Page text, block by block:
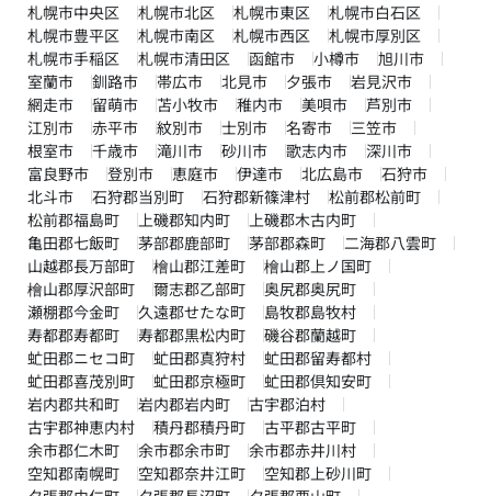
札幌市中央区 札幌市北区 札幌市東区
札幌市白石区
札幌市豊平区
札幌市南区 札幌市西区
札幌市厚別区
札幌市手稲区
札幌市清田区 函館市 小樽市
旭川市
室蘭市
釧路市 帯広市 北見市 夕張市
岩見沢市
網走市
留萌市 苫小牧市 稚内市 美唄市
芦別市
江別市
赤平市 紋別市 士別市 名寄市
三笠市
根室市
千歳市 滝川市 砂川市 歌志内市
深川市
富良野市
登別市 恵庭市 伊達市 北広島市
石狩市
北斗市
石狩郡当別町 石狩郡新篠津村
松前郡松前町
松前郡福島町
上磯郡知内町
上磯郡木古内町
亀田郡七飯町
茅部郡鹿部町 茅部郡森町
二海郡八雲町
山越郡長万部町
檜山郡江差町
檜山郡上ノ国町
檜山郡厚沢部町
爾志郡乙部町
奥尻郡奥尻町
瀬棚郡今金町
久遠郡せたな町
島牧郡島牧村
寿都郡寿都町
寿都郡黒松内町
磯谷郡蘭越町
虻田郡ニセコ町
虻田郡真狩村
虻田郡留寿都村
虻田郡喜茂別町
虻田郡京極町
虻田郡倶知安町
岩内郡共和町
岩内郡岩内町
古宇郡泊村
古宇郡神恵内村
積丹郡積丹町
古平郡古平町
余市郡仁木町
余市郡余市町
余市郡赤井川村
空知郡南幌町
空知郡奈井江町
空知郡上砂川町